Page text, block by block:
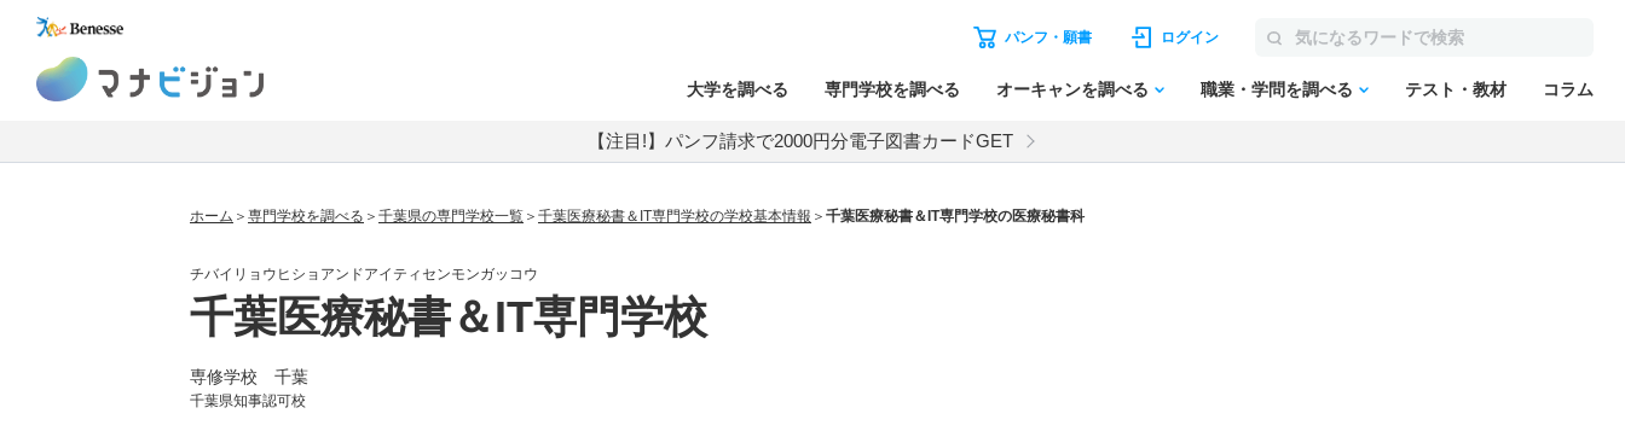
パンフ・願書 ログイン
大学を調べる 専門学校を調べる オーキャンを調べる 職業・学問を調べる テスト・教材 コラム
【注目!】パンフ請求で2000円分電子図書カードGET
ホーム 専門学校を調べる 千葉県の専門学校一覧 千葉医療秘書＆IT専門学校の学校基本情報 千葉医療秘書＆IT専門学校の医療秘書科
チバイリョウヒショアンドアイティセンモンガッコウ
千葉医療秘書＆IT専門学校
専修学校 千葉
千葉県知事認可校